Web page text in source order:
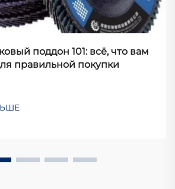
поддон 101: всё, что вам
правильной покупки